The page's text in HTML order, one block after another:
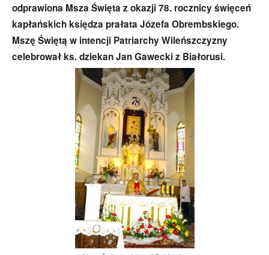
odprawiona Msza Święta z okazji 78. rocznicy święceń
kapłańskich księdza prałata Józefa Obrembskiego.
Mszę Świętą w intencji Patriarchy Wileńszczyzny
celebrował ks. dziekan Jan Gawecki z Białorusi.